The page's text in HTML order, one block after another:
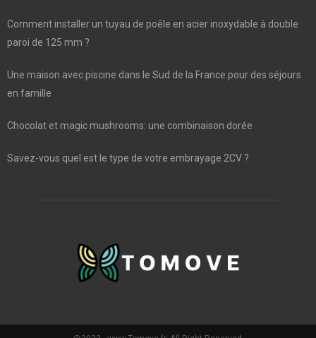
Comment installer un tuyau de poêle en acier inoxydable à double
paroi de 125 mm ?
Une maison avec piscine dans le Sud de la France pour des séjours
en famille
Chocolat et magic mushrooms: une combinaison dorée
Savez-vous quel est le type de votre embrayage 2CV ?